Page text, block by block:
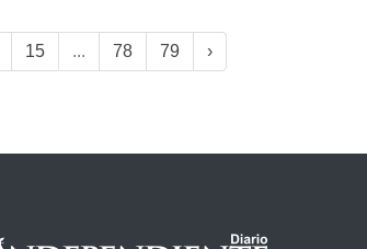
15 ... 78 79 ›